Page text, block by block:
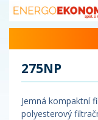
275NP
Jemná kompaktní
polyesterový